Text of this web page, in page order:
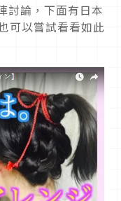
討論，下面有日本
可以嘗試看看如此